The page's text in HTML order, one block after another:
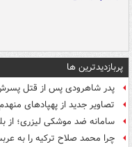
پربازدیدترین ها
پدر شاهرودی پس از قتل
تصاویر جدید از پهپادهای
سامانه ضد موشکی لیزری؛ از
چرا محمد صلاح ترکیه را به